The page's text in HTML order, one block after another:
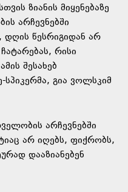
ზიანის მიყენებაზე
არჩევნებში
დღის წესრიგიდან არ
რისი
შესახებ
გია ვოლსკიმ
არჩევნებში
არ იღებს, ფიქრობს,
დააზიანებენ